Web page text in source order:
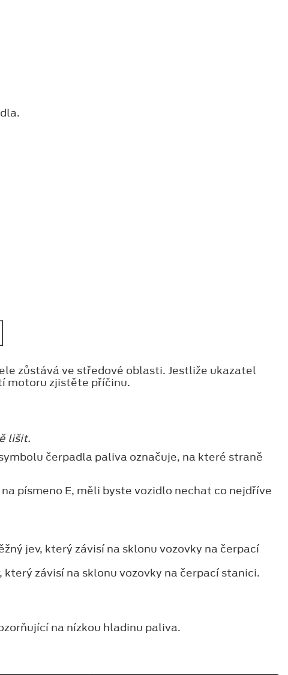
zůstává ve středové oblasti. Jestliže ukazatel
motoru zjistěte příčinu.
lišit.
čerpadla paliva označuje, na které straně
písmeno E, měli byste vozidlo nechat co nejdříve
jev, který závisí na sklonu vozovky na čerpací
závisí na sklonu vozovky na čerpací stanici.
na nízkou hladinu paliva.